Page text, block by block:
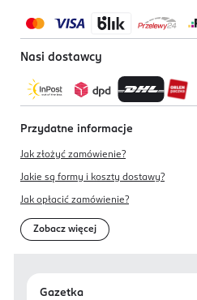
Nasi dostawcy
Przydatne informacje
Jak złożyć zamówienie?
Jakie są formy i koszty dostawy?
Jak opłacić zamówienie?
Zobacz więcej
Gazetka